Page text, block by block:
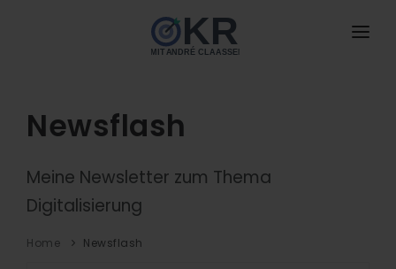
ANGEBOTE neu
DAS IST OKR
Newsflash
Meine Newsletter zum Thema
Digitalisierung
Home Newsflash